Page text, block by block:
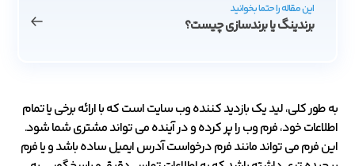
این مقاله را حتما بخوانید
برندینگ یا برندسازی چیست؟
به طور کلی، لید یک بازدید کننده وب سایت است که با ارائه برخی یا تمام
اطلاعات خود، فرم وب را پر کرده و در آینده می تواند مشتری شما شود.
این فرم می تواند مانند فرم درخواست آدرس ایمیل ساده باشد و یا فرم